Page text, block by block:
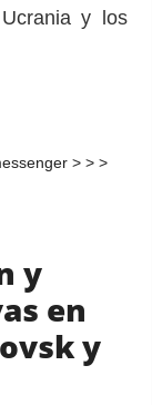
y los
> > >
y
en
y